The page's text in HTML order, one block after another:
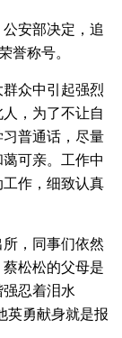
安部决定，追
誉称号。
众中引起强烈
，为了不让自
普通话，尽量
可亲。工作中
作，细致认真
，同事们依然
松松的父母是
忍着泪水
英勇献身就是报